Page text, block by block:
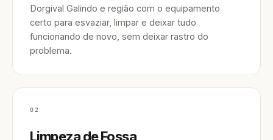
Dorgival Galindo e região com o equipamento
certo para esvaziar, limpar e deixar tudo
funcionando de novo, sem deixar rastro do
problema.
02
Limpeza de Fossa